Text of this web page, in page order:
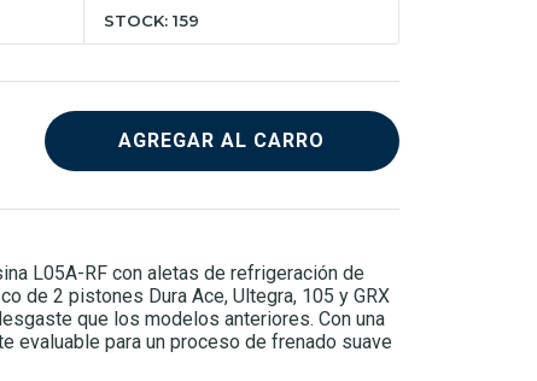
STOCK: 159
AGREGAR AL CARRO
L05A-RF con aletas de refrigeración de
de 2 pistones Dura Ace, Ultegra, 105 y GRX
que los modelos anteriores. Con una
evaluable para un proceso de frenado suave